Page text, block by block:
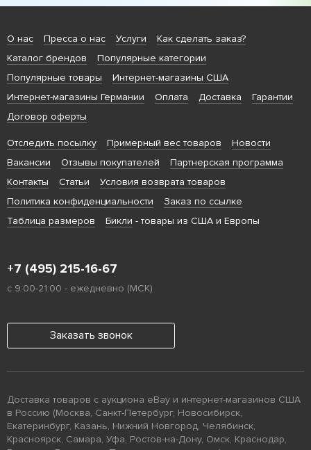
О нас Пресса о нас Услуги
Как сделать заказ?
Каталог брендов
Популярные категории
Популярные товары
Интернет-магазины США
Интернет-магазины Германии
Оплата Доставка
Гарантии
Договор оферты
Отследить посылку Примерный вес товаров
Новости
Вакансии
Отзывы покупателей
Партнерская программа
Контакты
Статьи
Условия возврата товаров
Политика конфиденциальности
Заказ по ссылке
Таблица размеров
Бикли - товары из США и Европы
+7 (495) 215-16-67
с 9:00-21:00 - ежедневно (МСК)
Заказать звонок
Доставка товаров с аукциона eBay и интернет-магазинов США
в Россию (Москва, Санкт-Петербург, Новосибирск,
Екатеринбург, Казань, Нижний Новгород, Челябинск,
Красноярск, Самара, Уфа, Ростов-на-Дону, Омск, Краснодар,